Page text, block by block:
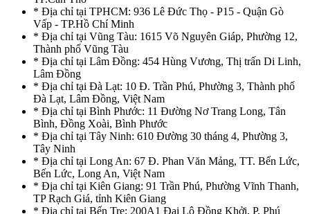
* Địa chỉ tại TPHCM: 936 Lê Đức Thọ - P15 - Quận Gò
Vấp - TP.Hồ Chí Minh
* Địa chỉ tại Vũng Tàu: 1615 Võ Nguyên Giáp, Phường 12,
Thành phố Vũng Tàu
* Địa chỉ tại Lâm Đồng: 454 Hùng Vương, Thị trấn Di Linh,
Lâm Đồng
* Địa chỉ tại Đà Lạt: 10 Đ. Trần Phú, Phường 3, Thành phố
Đà Lạt, Lâm Đồng, Việt Nam
* Địa chỉ tại Bình Phước: 11 Đường Nơ Trang Long, Tân
Bình, Đồng Xoài, Bình Phước
* Địa chỉ tại Tây Ninh: 610 Đường 30 tháng 4, Phường 3,
Tây Ninh
* Địa chỉ tại Long An: 67 Đ. Phan Văn Mảng, TT. Bến Lức,
Bến Lức, Long An, Việt Nam
* Địa chỉ tại Kiên Giang: 91 Trần Phú, Phường Vĩnh Thanh,
TP Rạch Giá, tỉnh Kiên Giang
* Địa chỉ tại Bến Tre: 200A1 Đại Lộ Đồng Khởi, P. Phú